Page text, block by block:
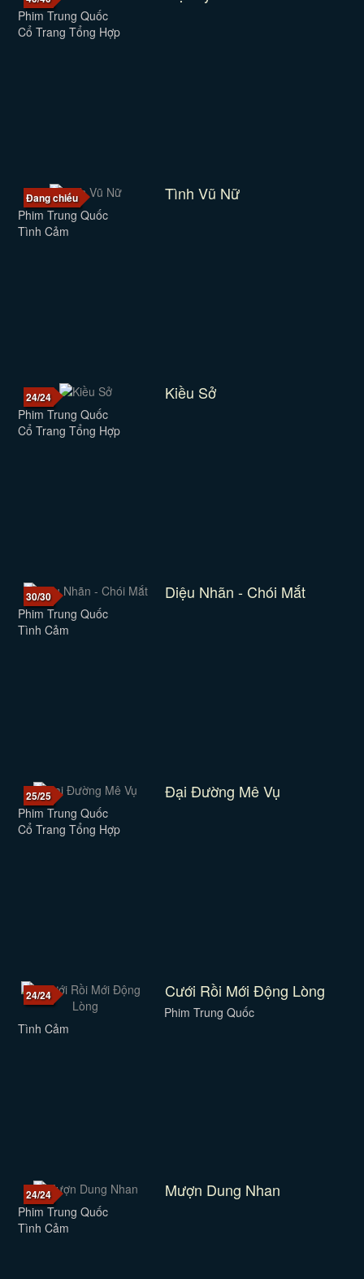
Phim Trung Quốc
Cổ Trang Tổng Hợp
Đang chiếu Tình Vũ Nữ
Phim Trung Quốc
Tình Cảm
24/24 Kiều Sở
Phim Trung Quốc
Cổ Trang Tổng Hợp
30/30 Diệu Nhãn - Chói Mắt
Phim Trung Quốc
Tình Cảm
25/25 Đại Đường Mê Vụ
Phim Trung Quốc
Cổ Trang Tổng Hợp
24/24 Cưới Rồi Mới Động Lòng
Phim Trung Quốc
Tình Cảm
24/24 Mượn Dung Nhan
Phim Trung Quốc
Tình Cảm